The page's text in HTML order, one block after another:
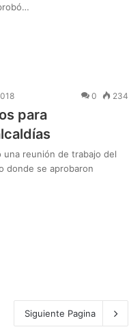
0 234
para
una reunión de trabajo del
donde se aprobaron
Siguiente Pagina